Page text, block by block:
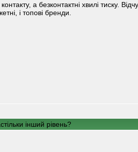
а безконтактні хвилі тиску.
і топові бренди.
інший рівень?